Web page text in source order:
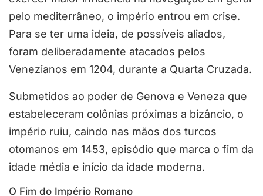
pelo mediterrâneo, o império entrou em crise.
Para se ter uma ideia, de possíveis aliados,
foram deliberadamente atacados pelos
Venezianos em 1204, durante a Quarta Cruzada.
Submetidos ao poder de Genova e Veneza que
estabeleceram colônias próximas a bizâncio, o
império ruiu, caindo nas mãos dos turcos
otomanos em 1453, episódio que marca o fim da
idade média e início da idade moderna.
O Fim do Império Romano